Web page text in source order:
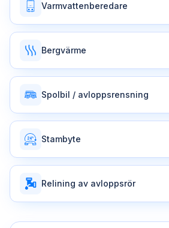
Varmvattenberedare
Bergvärme
Spolbil / avloppsrensning
Stambyte
Relining av avloppsrör